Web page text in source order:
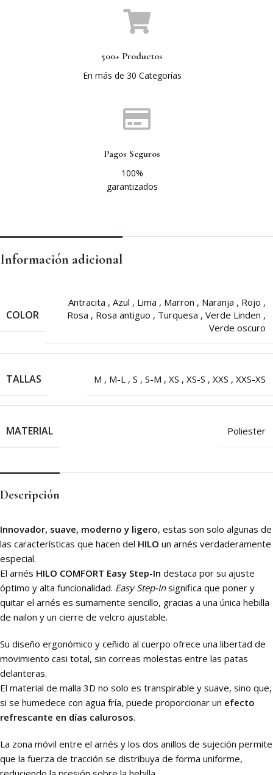
500+ Productos
En más de 30 Categorías
Pagos Seguros
100%
garantizados
Información adicional
COLOR
Antracita , Azul , Lima , Marron , Naranja , Rojo ,
Rosa , Rosa antiguo , Turquesa , Verde Linden ,
Verde oscuro
TALLAS M , M-L , S , S-M , XS , XS-S , XXS , XXS-XS
MATERIAL Poliester
Descripción
Innovador, suave, moderno y ligero, estas son solo algunas de
las características que hacen del HILO un arnés verdaderamente
especial.
El arnés HILO COMFORT Easy Step-In destaca por su ajuste
óptimo y alta funcionalidad. Easy Step-Insignifica que poner y
quitar el arnés es sumamente sencillo, gracias a una única hebilla
de nailon y un cierre de velcro ajustable.
Su diseño ergonómico y ceñido al cuerpo ofrece una libertad de
movimiento casi total, sin correas molestas entre las patas
delanteras.
El material de malla 3D no solo es transpirable y suave, sino que,
si se humedece con agua fría, puede proporcionar un efecto
refrescante en días calurosos.
La zona móvil entre el arnés y los dos anillos de sujeción permite
que la fuerza de tracción se distribuya de forma uniforme,